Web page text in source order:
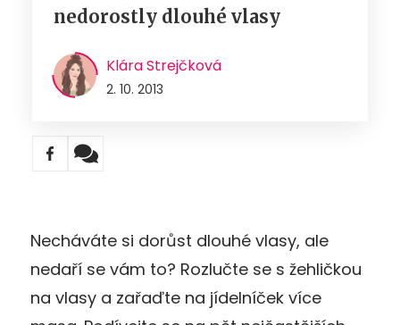
nedorostly dlouhé vlasy
Klára Strejčková
2. 10. 2013
Necháváte si dorůst dlouhé vlasy, ale
nedaří se vám to? Rozlučte se s žehličkou
na vlasy a zařaďte na jídelníček více